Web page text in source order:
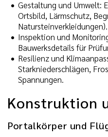
Gestaltung und Umwelt:
Ortsbild, Lärmschutz,
Natursteinverkleidungen).
Inspektion und
Bauwerksdetails für
Resilienz und
Starkniederschlägen,
Spannungen.
Konstruktion
Portalkörper und